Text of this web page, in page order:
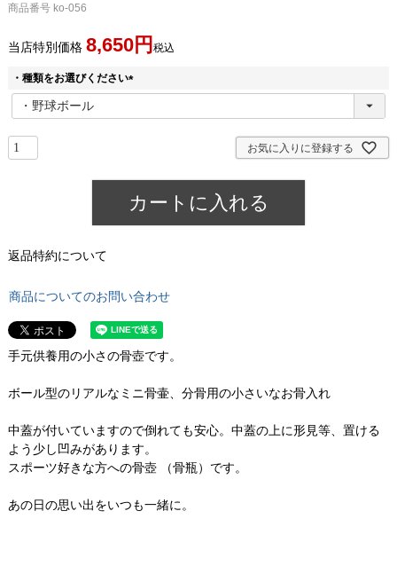
商品番号 ko-056
当店特別価格 8,650 税込
・種類をお選びください
(
お気に入りに登録する
カートに入れる
返品特約について
商品についてのお問い合わせ
手元供養用の小さの骨壺です。
ボール型のリアルなミニ骨壷、分骨用の小さいなお骨入れ
中蓋が付いていますので倒れても安心。中蓋の上に形見等、置ける
よう少し凹みがあります。
スポーツ好きな方への骨壺 （骨瓶）です。
あの日の思い出をいつも一緒に。